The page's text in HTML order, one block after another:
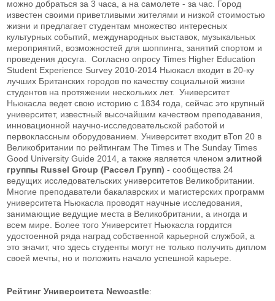
можно добраться за 3 часа, а на самолете - за час. Город
известен своими приветливыми жителями и низкой стоимостью
жизни и предлагает студентам множество интересных
культурных событий, международных выставок, музыкальных
мероприятий, возможностей для шоппинга, занятий спортом и
проведения досуга. Согласно опросу Times Higher Education
Student Experience Survey 2010-2014 Ньюкасл входит в 20-ку
лучших Британских городов по качеству социальной жизни
студентов на протяжении нескольких лет. Университет
Ньюкасла ведет свою историю с 1834 года, сейчас это крупный
университет, известный высочайшим качеством преподавания,
инновационной научно-исследовательской работой и
первоклассным оборудованием. Университет входит вТоп 20 в
Великобритании по рейтингам The Times и The Sunday Times
Good University Guide 2014, а также является членом элитной
группы Russel Group (Рассел Групп) - сообщества 24
ведущих исследовательских университетов Великобритании.
Многие преподаватели бакалаврских и магистерских программ
университета Ньюкасла проводят научные исследования,
занимающие ведущие места в Великобритании, а иногда и
всем мире. Более того Университет Ньюкасла гордится
удостоенной ряда наград собственной карьерной службой, а
это значит, что здесь студенты могут не только получить диплом
своей мечты, но и положить начало успешной карьере.
Рейтинг Университета Newcastle: